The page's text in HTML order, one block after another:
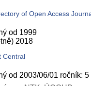
of Open Access
od 1999
2018
Central
od 2003/06/01 ročník: 5